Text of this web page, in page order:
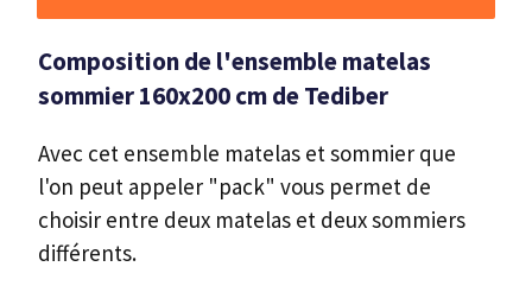
Composition de l'ensemble matelas
sommier 160x200 cm de Tediber
Avec cet ensemble matelas et sommier que
l'on peut appeler "pack" vous permet de
choisir entre deux matelas et deux sommiers
différents.